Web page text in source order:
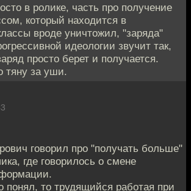
в ролике, часть про получение
который находится в
вроде уничтожил, "заряда"
идеологии звучит так,
просто берет и получается.
тяну за уши.
говорил про "получать больше"
где говорилось о смене
понял, то трудящийся работая при